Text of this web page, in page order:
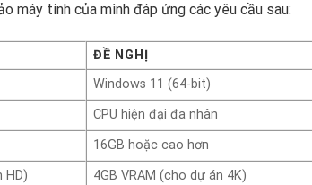
máy tính của mình đáp ứng các yêu cầu sau:
ĐỀ NGHỊ
Windows 11 (64-bit)
CPU hiện đại đa nhân
16GB hoặc cao hơn
HD)
4GB VRAM (cho dự án 4K)